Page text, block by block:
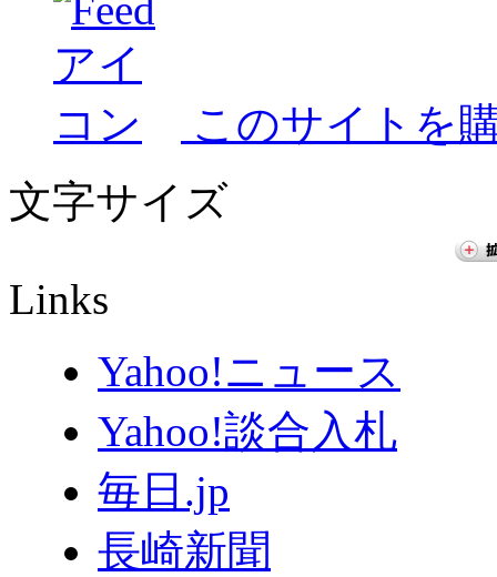
このサイトを
文字サイズ
Links
Yahoo!ニュース
Yahoo!談合入札
毎日.jp
長崎新聞